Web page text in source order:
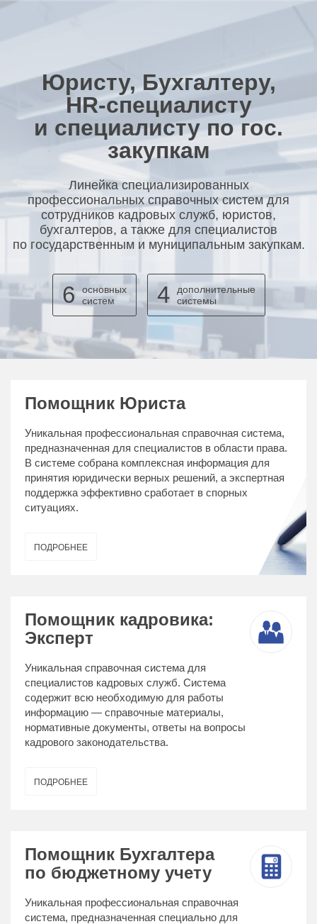
Юристу, Бухгалтеру,
HR-специалисту
и специалисту по гос.
закупкам
Линейка специализированных
профессиональных справочных систем для
сотрудников кадровых служб, юристов,
бухгалтеров, а также для специалистов
по государственным и муниципальным закупкам.
6
основных
систем
4
дополнительные
системы
Помощник Юриста
Уникальная профессиональная справочная система,
предназначенная для специалистов в области права.
В системе собрана комплексная информация для
принятия юридически верных решений, а экспертная
поддержка эффективно сработает в спорных
ситуациях.
ПОДРОБНЕЕ
Помощник кадровика:
Эксперт
Уникальная справочная система для
специалистов кадровых служб. Система
содержит всю необходимую для работы
информацию — справочные материалы,
нормативные документы, ответы на вопросы
кадрового законодательства.
ПОДРОБНЕЕ
Помощник Бухгалтера
по бюджетному учету
Уникальная профессиональная справочная
система, предназначенная специально для